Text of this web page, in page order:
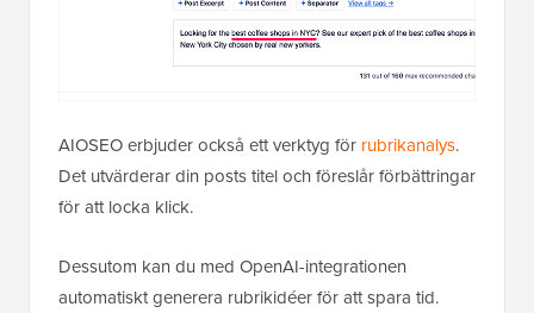
AIOSEO erbjuder också ett verktyg för rubrikanalys.
Det utvärderar din posts titel och föreslår förbättringar
för att locka klick.
Dessutom kan du med OpenAI-integrationen
automatiskt generera rubrikidéer för att spara tid.